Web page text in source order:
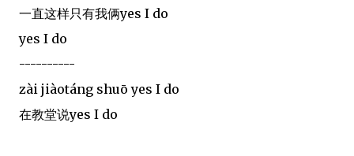
一直这样只有我俩yes I do
yes I do
----------
zài jiàotáng shuō yes I do
在教堂说yes I do